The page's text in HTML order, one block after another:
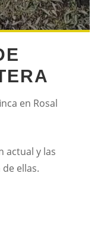
en Rosal
actual y las
ellas.